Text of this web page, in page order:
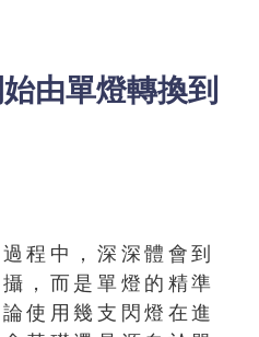
由單燈轉換到
程中，深深體會到
，而是單燈的精準
使用幾支閃燈在進